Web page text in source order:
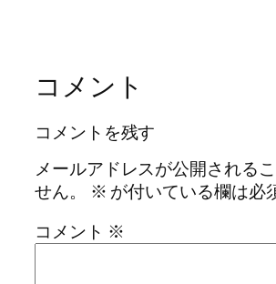
コメント
コメントを残す
メールアドレスが公開される
せん。
※ が付いている欄は必
コメント ※